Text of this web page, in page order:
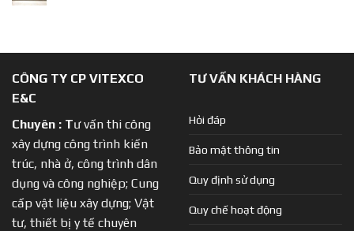
CÔNG TY CP VITEXCO
E&C
Chuyên : Tư vấn thi công
xây dựng công trình kiến
trúc, nhà ở, công trình dân
dụng và công nghiệp; Cung
cấp vật liệu xây dựng; Vật
tư, thiết bị y tế chuyên
TƯ VẤN KHÁCH HÀNG
Hỏi đáp
Bảo mật thông tin
Quy định sử dụng
Quy chế hoạt động